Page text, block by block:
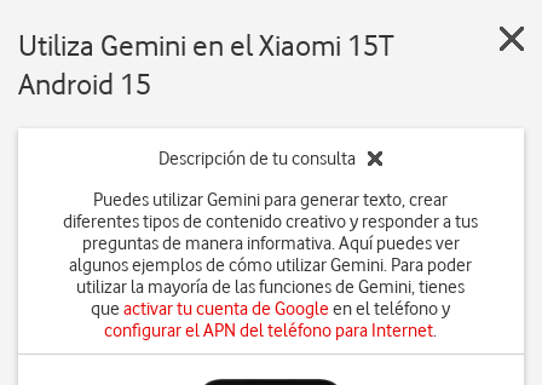
Utiliza Gemini en el Xiaomi 15T
Android 15
Descripción de tu consulta
Puedes utilizar Gemini para generar texto, crear
diferentes tipos de contenido creativo y responder a tus
preguntas de manera informativa. Aquí puedes ver
algunos ejemplos de cómo utilizar Gemini. Para poder
utilizar la mayoría de las funciones de Gemini, tienes
queactivar tu cuenta de Googleen el teléfono y
configurar el APN del teléfono para Internet.